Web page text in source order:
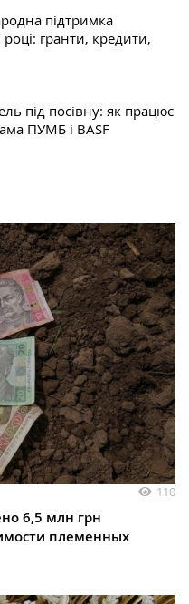
підтримка
гранти, кредити,
під посівну: як працює
ПУМБ і BASF
110
6,5 млн грн
племенных